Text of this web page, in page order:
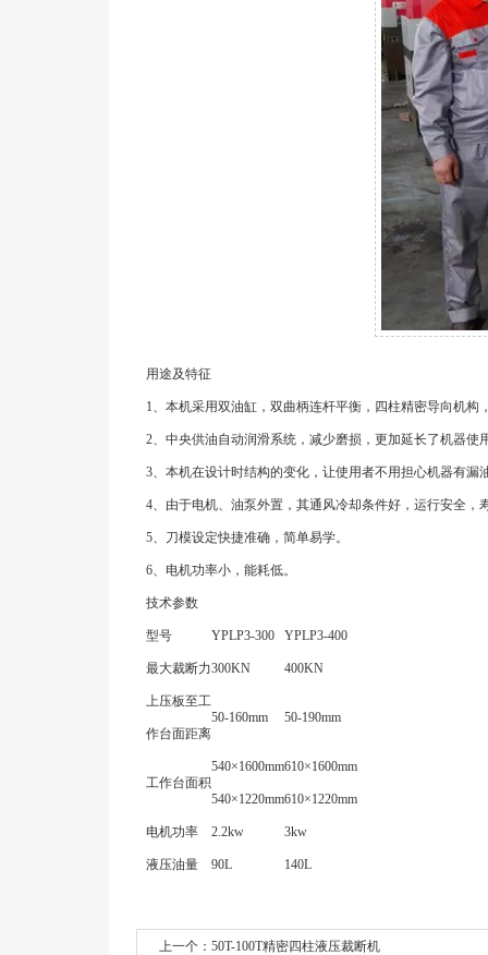
用途及特征
1、本机采用双油缸，双曲柄连杆平衡，四柱精密导向机
2、中央供油自动润滑系统，减少磨损，更加延长了机器使
3、本机在设计时结构的变化，让使用者不用担心机器有漏
4、由于电机、油泵外置，其通风冷却条件好，运行安全，
5、刀模设定快捷准确，简单易学。
6、电机功率小，能耗低。
技术参数
型号 YPLP3-300 YPLP3-400
最大裁断力300KN 400KN
上压板至工
作台面距离
50-160mm 50-190mm
工作台面积
540×1600mm
540×1220mm
610×1600mm
610×1220mm
电机功率 2.2kw 3kw
液压油量 90L 140L
上一个： 50T-100T精密四柱液压裁断机